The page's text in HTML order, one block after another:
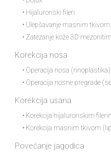
• Hijaluronski fileri
• Ulepšavanje masnim
• Zatezanje kože 3D
Korekcija nosa
• Operacija nosa (rinoplastika)
• Operacija nosne pregrade
Korekcija usana
• Korekcija hijaluronskim
• Korekcija masnim tkivom
Povećanje jagodica